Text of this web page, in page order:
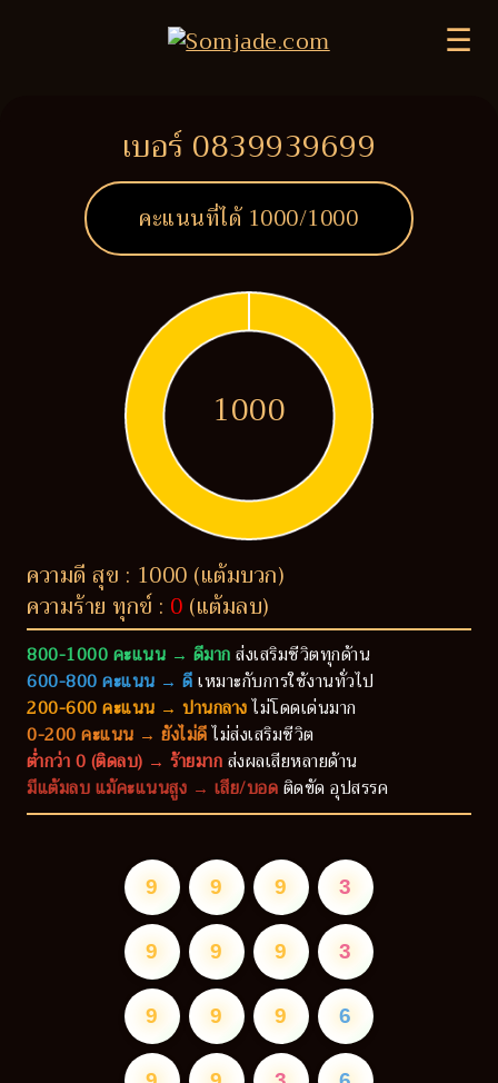
☰
เบอร์ 0839939699
คะแนนที่ได้ 1000/1000
1000
ความดี สุข : 1000 (แต้มบวก)
ความร้าย ทุกข์ : 0 (แต้มลบ)
800-1000 คะแนน → ดีมากส่งเสริมชีวิตทุกด้าน
600-800 คะแนน → ดีเหมาะกับการใช้งานทั่วไป
200-600 คะแนน → ปานกลางไม่โดดเด่นมาก
0-200 คะแนน → ยังไม่ดีไม่ส่งเสริมชีวิต
ต่ำกว่า 0 (ติดลบ) → ร้ายมากส่งผลเสียหลายด้าน
มีแต้มลบ แม้คะแนนสูง → เสีย/บอดติดขัด อุปสรรค
9 9 9 3
9 9 9 3
9 9 9 6